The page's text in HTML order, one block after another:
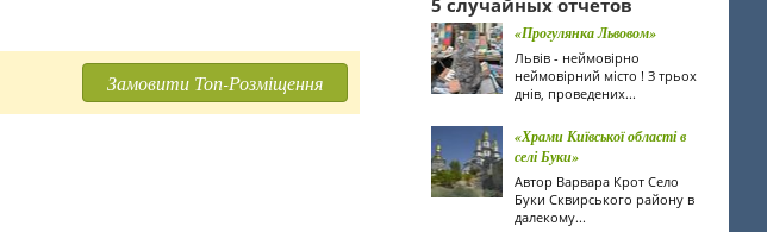
Замовити Топ-Розміщення
5 случайных отчетов
«Прогулянка Львовом»
Львів - неймовірно
неймовірний місто ! З трьох
днів, проведених...
«Храми Київської області в
селі Буки»
Автор Варвара Крот Село
Буки Сквирського району в
далекому...